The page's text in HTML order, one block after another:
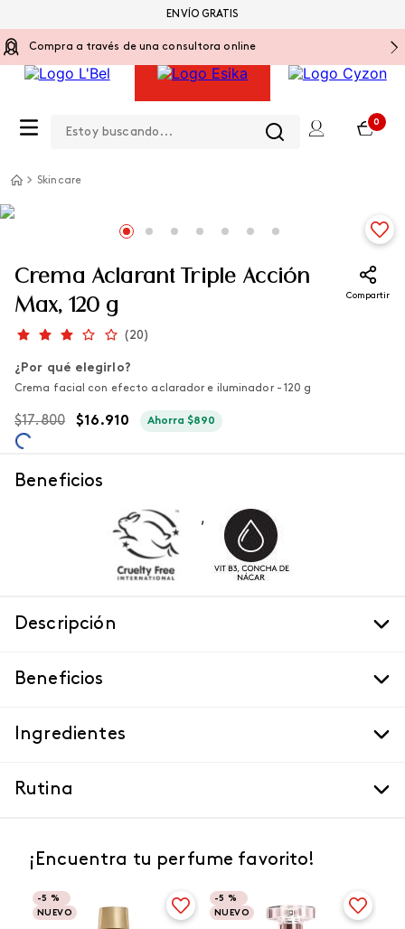
Compra a través de una consultora online
0
ENVÍO GRATIS
Skincare
Crema Aclarant Triple Acción
Max, 120 g
Compartir
(20)
¿Por qué elegirlo?
Crema facial con efecto aclarador e iluminador - 120 g
$17.800 $16.910 Ahorra$890
Beneficios
,
Descripción
Beneficios
Ingredientes
Rutina
¡Encuentra tu perfume favorito!
-5 %
NUEVO
-5 %
NUEVO